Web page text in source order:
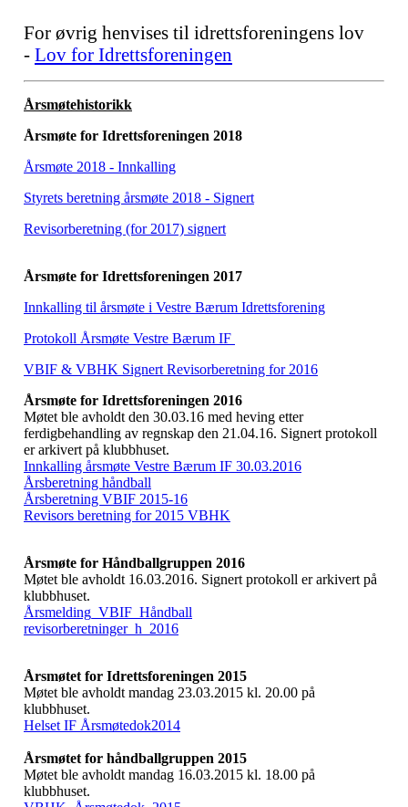
For øvrig henvises til idrettsforeningens lov
- Lov for Idrettsforeningen
Årsmøtehistorikk
Årsmøte for Idrettsforeningen 2018
Årsmøte 2018 - Innkalling
Styrets beretning årsmøte 2018 - Signert
Revisorberetning (for 2017) signert
Årsmøte for Idrettsforeningen 2017
Innkalling til årsmøte i Vestre Bærum Idrettsforening
Protokoll Årsmøte Vestre Bærum IF
VBIF & VBHK Signert Revisorberetning for 2016
Årsmøte for Idrettsforeningen 2016
Møtet ble avholdt den 30.03.16 med heving etter
ferdigbehandling av regnskap den 21.04.16. Signert protokoll
er arkivert på klubbhuset.
Innkalling årsmøte Vestre Bærum IF 30.03.2016
Årsberetning håndball
Årsberetning VBIF 2015-16
Revisors beretning for 2015 VBHK
Årsmøte for Håndballgruppen 2016
Møtet ble avholdt 16.03.2016. Signert protokoll er arkivert på
klubbhuset.
Årsmelding_VBIF_Håndball
revisorberetninger_h_2016
Årsmøtet for Idrettsforeningen 2015
Møtet ble avholdt mandag 23.03.2015 kl. 20.00 på
klubbhuset.
Helset IF Årsmøtedok2014
Årsmøtet for håndballgruppen 2015
Møtet ble avholdt mandag 16.03.2015 kl. 18.00 på
klubbhuset.